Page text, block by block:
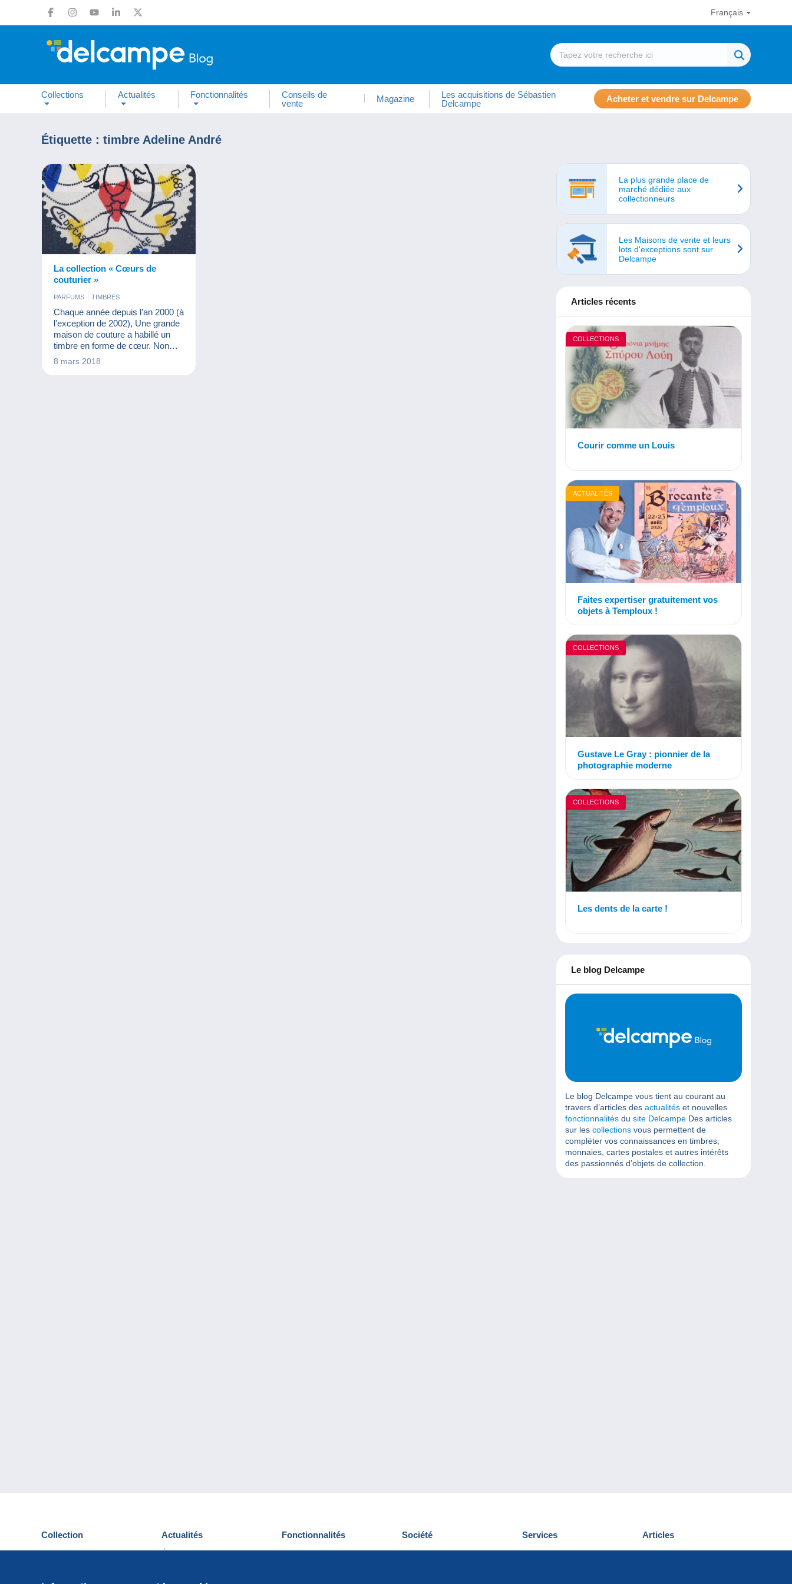
Français
Collections Actualités Fonctionnalités
Conseils de
vente
Magazine
Les acquisitions de Sébastien
Delcampe
Acheter et vendre sur Delcampe
Étiquette : timbre Adeline André
La collection « Cœurs de
couturier »
PARFUMS TIMBRES
Chaque année depuis l’an 2000 (à
l’exception de 2002), Une grande
maison de couture a habillé un
timbre en forme de cœur. Non
seulement cette forme de timbres
8 mars 2018
La plus grande place de
marché dédiée aux
collectionneurs
Les Maisons de vente et leurs
lots d'exceptions sont sur
Delcampe
Articles récents
COLLECTIONS
Courir comme un Louis
ACTUALITÉS
Faites expertiser gratuitement vos
objets à Temploux !
COLLECTIONS
Gustave Le Gray : pionnier de la
photographie moderne
COLLECTIONS
Les dents de la carte !
Le blog Delcampe
Le blog Delcampe vous tient au courant au
travers d’articles des actualités et nouvelles
fonctionnalités du site Delcampe Des articles
sur les collections vous permettent de
compléter vos connaissances en timbres,
monnaies, cartes postales et autres intérêts
des passionnés d’objets de collection.
Collection
Cartes postales
Actualités
Événements Delcampe
Fonctionnalités
Nouveautés
Société
Qui sommes-nous
Services
Découvrir Delcampe
Articles